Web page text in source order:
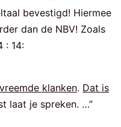
bevestigd! Hiermee
dan de NBV! Zoals
: 14:
vreemde klanken. Dat is
laat je spreken. …”